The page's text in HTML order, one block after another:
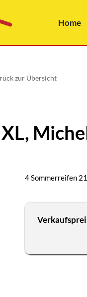
Home
zur Übersicht
4 Sommerreifen